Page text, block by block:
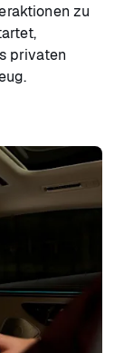
zu
privaten